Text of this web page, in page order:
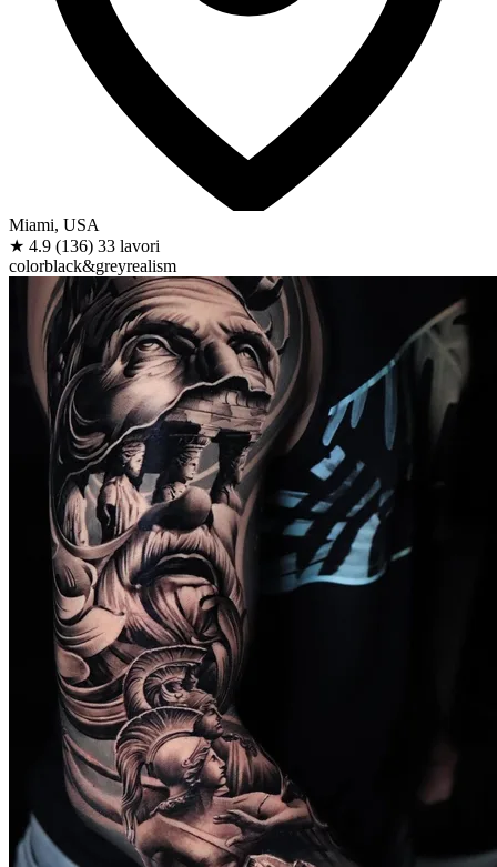
Miami, USA
★ 4.9 (136) 33 lavori
colorblack&greyrealism